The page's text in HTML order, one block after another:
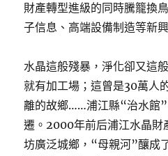
財產轉型進級的同時騰籠換
子信息、高端設備制造等新
水晶這般殘暴，淨化卻又這
就有加工場；這曾是30萬人
離的故鄉……浦江縣“治水館
遷。2000年前后浦江水晶財
坊廣泛城鄉，“母親河”釀成